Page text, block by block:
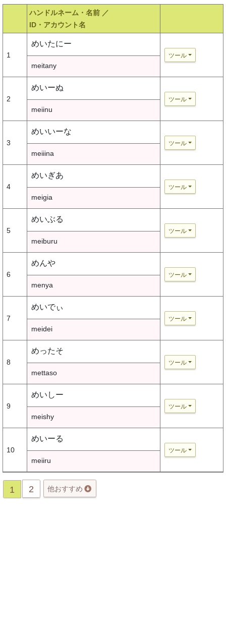
ハンドルネーム・名前 ／
ID・アカウント名
1
めいたにー
ツール
meitany
2
めいーぬ
ツール
meiinu
3
めいいーな
ツール
meiiina
4
めいぎあ
ツール
meigia
5
めいぶる
ツール
meiburu
6
めんや
ツール
menya
7
めいでぃ
ツール
meidei
8
めったそ
ツール
mettaso
9
めいしー
ツール
meishy
10
めいーる
ツール
meiiru
1 2 他おすすめ